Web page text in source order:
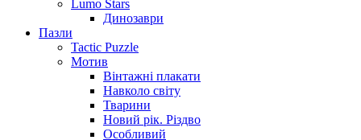
Lumo Stars
Динозаври
Пазли
Tactic Puzzle
Мотив
Вінтажні плакати
Навколо світу
Тварини
Новий рік. Різдво
Особливий